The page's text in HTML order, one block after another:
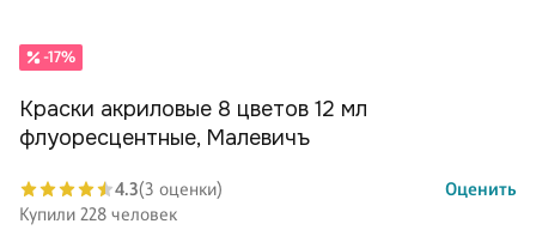
-17%
Краски акриловые 8 цветов 12 мл
флуоресцентные, Малевичъ
4.3(3 оценки)
Оценить
Купили 228 человек